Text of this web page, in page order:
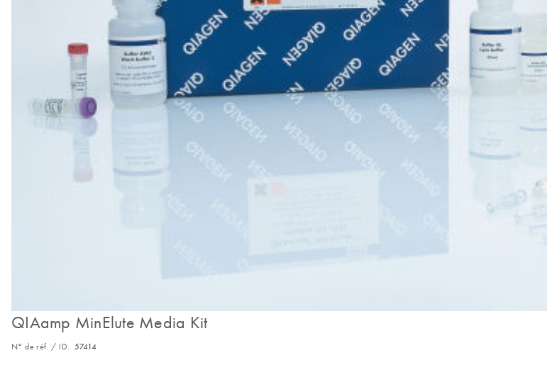
QIAamp MinElute Media Kit
N° de réf. / ID.57414